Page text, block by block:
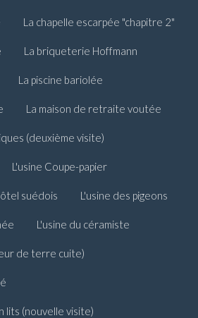
La chapelle escarpée "chapitre 2"
La briqueterie Hoffmann
La piscine bariolée
La maison de retraite voutée
(deuxième visite)
L'usine Coupe-papier
suédois L'usine des pigeons
L'usine du céramiste
de terre cuite)
lits (nouvelle visite)